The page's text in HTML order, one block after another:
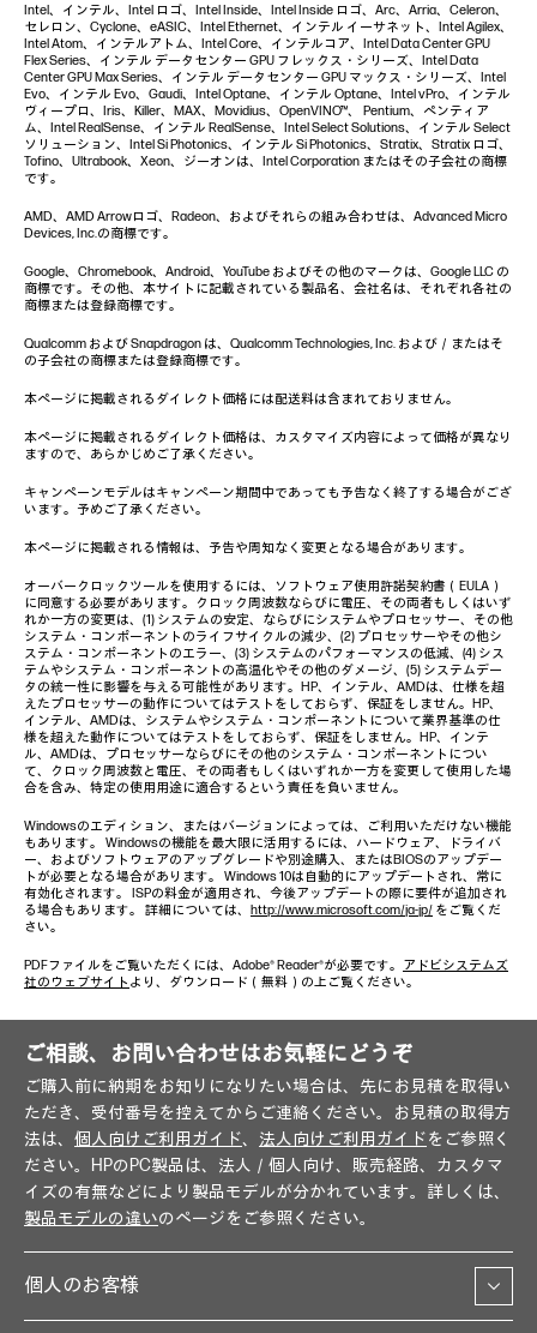
Intel、インテル、Intel ロゴ、Intel Inside、Intel Inside ロゴ、Arc、Arria、Celeron、
セレロン、Cyclone、eASIC、Intel Ethernet、インテル イーサネット、Intel Agilex、
Intel Atom、インテルアトム、Intel Core、インテルコア、Intel Data Center GPU
Flex Series、インテル データセンター GPU フレックス・シリーズ、Intel Data
Center GPU Max Series、インテル データセンター GPU マックス・シリーズ、Intel
Evo、インテル Evo、Gaudi、Intel Optane、インテル Optane、Intel vPro、インテル
ヴィープロ、Iris、Killer、MAX、Movidius、OpenVINO™、 Pentium、ペンティア
ム、Intel RealSense、インテル RealSense、Intel Select Solutions、インテル Select
ソリューション、Intel Si Photonics、インテル Si Photonics、Stratix、Stratix ロゴ、
Tofino、Ultrabook、Xeon、ジーオンは、Intel Corporation またはその子会社の商標
です。
AMD、AMD Arrowロゴ、Radeon、およびそれらの組み合わせは、Advanced Micro
Devices, Inc.の商標です。
Google、Chromebook、Android、YouTube およびその他のマークは、Google LLC の
商標です。その他、本サイトに記載されている製品名、会社名は、それぞれ各社の
商標または登録商標です。
Qualcomm および Snapdragon は、Qualcomm Technologies, Inc. および／またはそ
の子会社の商標または登録商標です。
本ページに掲載されるダイレクト価格には配送料は含まれておりません。
本ページに掲載されるダイレクト価格は、カスタマイズ内容によって価格が異なり
ますので、あらかじめご了承ください。
キャンペーンモデルはキャンペーン期間中であっても予告なく終了する場合がござ
います。予めご了承ください。
本ページに掲載される情報は、予告や周知なく変更となる場合があります。
オーバークロックツールを使用するには、ソフトウェア使用許諾契約書（EULA）
に同意する必要があります。クロック周波数ならびに電圧、その両者もしくはいず
れか一方の変更は、(1) システムの安定、ならびにシステムやプロセッサー、その他
システム・コンポーネントのライフサイクルの減少、(2) プロセッサーやその他シ
ステム・コンポーネントのエラー、(3) システムのパフォーマンスの低減、(4) シス
テムやシステム・コンポーネントの高温化やその他のダメージ、(5) システムデー
タの統一性に影響を与える可能性があります。HP、インテル、AMDは、仕様を超
えたプロセッサーの動作についてはテストをしておらず、保証をしません。HP、
インテル、AMDは、システムやシステム・コンポーネントについて業界基準の仕
様を超えた動作についてはテストをしておらず、保証をしません。HP、インテ
ル、AMDは、プロセッサーならびにその他のシステム・コンポーネントについ
て、クロック周波数と電圧、その両者もしくはいずれか一方を変更して使用した場
合を含み、特定の使用用途に適合するという責任を負いません。
Windowsのエディション、またはバージョンによっては、ご利用いただけない機能
もあります。 Windowsの機能を最大限に活用するには、ハードウェア、ドライバ
ー、およびソフトウェアのアップグレードや別途購入、またはBIOSのアップデー
トが必要となる場合があります。 Windows 10は自動的にアップデートされ、常に
有効化されます。 ISPの料金が適用され、今後アップデートの際に要件が追加され
る場合もあります。 詳細については、 http://www.microsoft.com/ja-jp/ をご覧くだ
さい。
PDFファイルをご覧いただくには、Adobe® Reader®が必要です。 アドビシステムズ
社のウェブサイト より、ダウンロード（無料）の上ご覧ください。
ご相談、お問い合わせはお気軽にどうぞ
ご購入前に納期をお知りになりたい場合は、先にお見積を取得い
ただき、受付番号を控えてからご連絡ください。お見積の取得方
法は、 個人向けご利用ガイド、 法人向けご利用ガイドをご参照く
ださい。HPのPC製品は、法人／個人向け、販売経路、カスタマ
イズの有無などにより製品モデルが分かれています。詳しくは、
製品モデルの違いのページをご参照ください。
個人のお客様